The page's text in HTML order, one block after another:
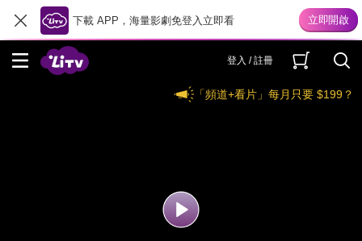
下載 APP，海量影劇免登入立即看
登入 / 註冊
「頻道+看片」每月只要 $199？